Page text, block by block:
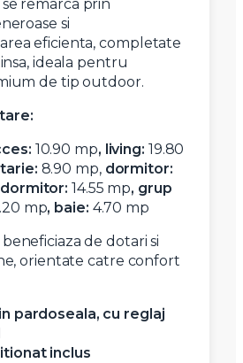
remarca prin
si
eficienta, completate
ideala pentru
de tip outdoor.
10.90 mp, living: 19.80
8.90 mp, dormitor:
dormitor:14.55 mp, grup
mp, baie: 4.70 mp
de dotari si
orientate catre confort
pardoseala, cu reglaj
inclus